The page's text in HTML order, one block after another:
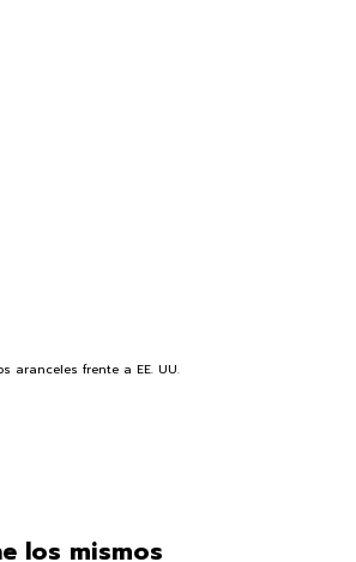
los mismos